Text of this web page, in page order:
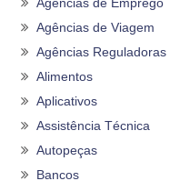
Agências de Emprego
Agências de Viagem
Agências Reguladoras
Alimentos
Aplicativos
Assistência Técnica
Autopeças
Bancos